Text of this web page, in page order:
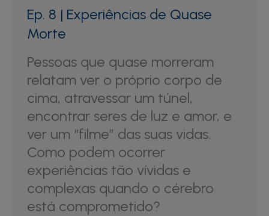
Ep. 8 | Experiências de Quase
Morte
Pessoas que quase morreram
relatam ver o próprio corpo de
cima, atravessar um túnel,
encontrar seres de luz e amor, e
ver um “filme” das suas vidas.
Como podem ocorrer
experiências tão vívidas e
complexas quando o cérebro
está comprometido?